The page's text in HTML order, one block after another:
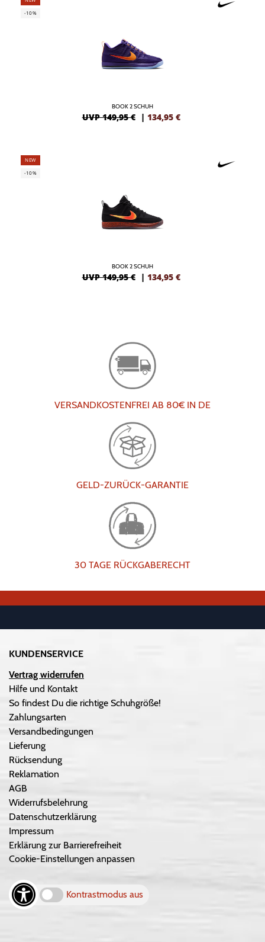
-10%
BOOK 2 SCHUH
UVP 149,95 € | 134,95 €
NEW
-10%
BOOK 2 SCHUH
UVP 149,95 € | 134,95 €
VERSANDKOSTENFREI AB 80€ IN DE
GELD-ZURÜCK-GARANTIE
30 TAGE RÜCKGABERECHT
KUNDENSERVICE
Vertrag widerrufen
Hilfe und Kontakt
So findest Du die richtige Schuhgröße!
Zahlungsarten
Versandbedingungen
Lieferung
Rücksendung
Reklamation
AGB
Widerrufsbelehrung
Datenschutzerklärung
Impressum
Erklärung zur Barrierefreiheit
Cookie-Einstellungen anpassen
Kontrastmodus aus